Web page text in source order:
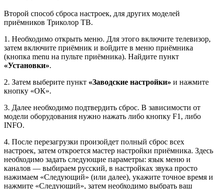
Второй способ сброса настроек, для других моделей
приёмников Триколор ТВ.
1. Необходимо открыть меню. Для этого включите телевизор,
затем включите приёмник и войдите в меню приёмника
(кнопка menu на пульте приёмника). Найдите пункт
«Установки».
2. Затем выберите пункт «Заводские настройки» и нажмите
кнопку «ОК».
3. Далее необходимо подтвердить сброс. В зависимости от
модели оборудования нужно нажать либо кнопку F1, либо
INFO.
4. После перезагрузки произойдет полный сброс всех
настроек, затем откроется мастер настройки приёмника. Здесь
необходимо задать следующие параметры: язык меню и
каналов — выбираем русский, в настройках звука просто
нажимаем «Следующий» (или далее), укажите точное время и
нажмите «Следующий», затем необходимо выбрать ваш